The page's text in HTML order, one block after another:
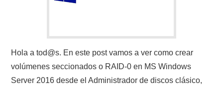
Hola a tod@s. En este post vamos a ver como crear
volúmenes seccionados o RAID-0 en MS Windows
Server 2016 desde el Administrador de discos clásico,